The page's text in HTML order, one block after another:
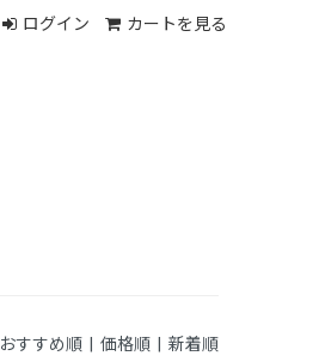
ログイン カートを見る
おすすめ順 | 価格順 新着順